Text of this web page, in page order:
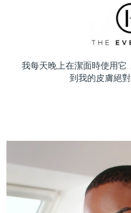
我每天晚上在潔面時使用
到我的皮膚絕